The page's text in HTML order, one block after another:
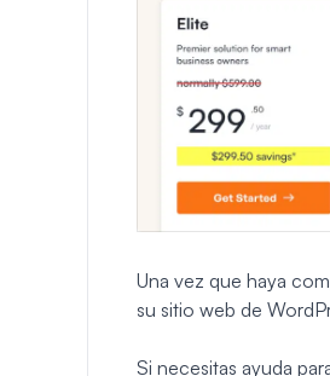
Una vez que haya
su sitio web de
Si necesitas ayuda